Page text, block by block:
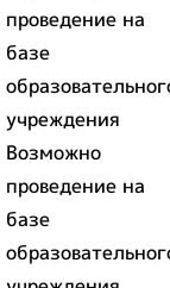
проведение на
базе
учреждения
Возможно
проведение на
базе